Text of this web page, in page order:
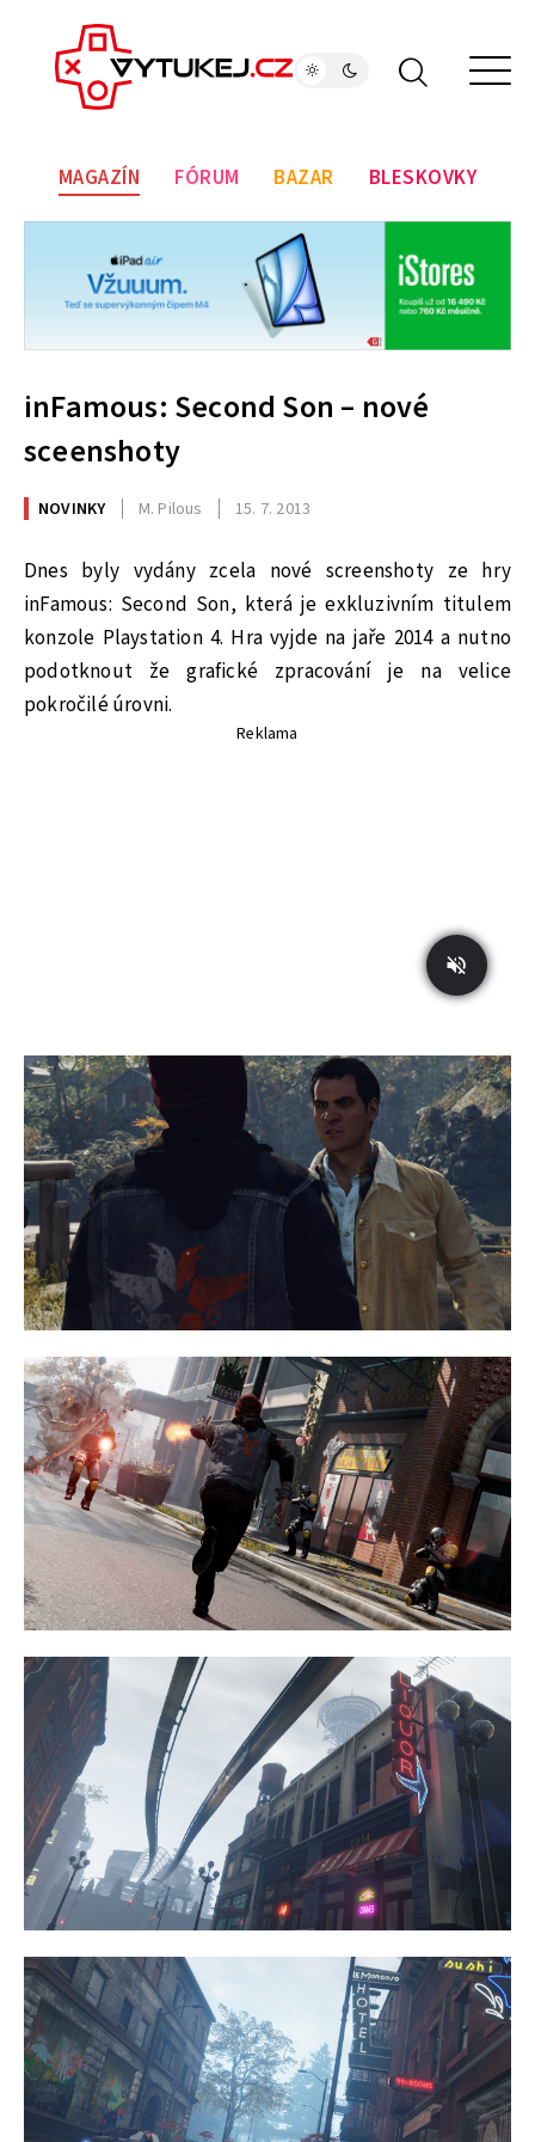
MAGAZÍN FÓRUM BAZAR BLESKOVKY
inFamous: Second Son – nové
sceenshoty
NOVINKY M. Pilous 15. 7. 2013
Dnes byly vydány zcela nové screenshoty ze hry
inFamous: Second Son, která je exkluzivním titulem
konzole Playstation 4. Hra vyjde na jaře 2014 a nutno
podotknout že grafické zpracování je na velice
pokročilé úrovni.
Reklama